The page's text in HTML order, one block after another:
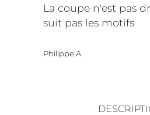
La coupe n'est pas
suit pas les motifs
Philippe A